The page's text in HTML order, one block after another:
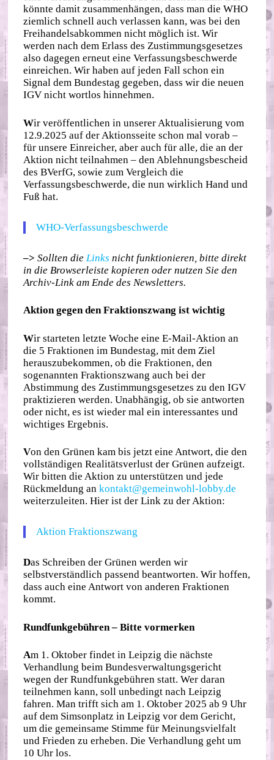
könnte damit zusammenhängen, dass man die WHO
ziemlich schnell auch verlassen kann, was bei den
Freihandelsabkommen nicht möglich ist. Wir
werden nach dem Erlass des Zustimmungsgesetzes
also dagegen erneut eine Verfassungsbeschwerde
einreichen. Wir haben auf jeden Fall schon ein
Signal dem Bundestag gegeben, dass wir die neuen
IGV nicht wortlos hinnehmen.
Wir veröffentlichen in unserer Aktualisierung vom
12.9.2025 auf der Aktionsseite schon mal vorab –
für unsere Einreicher, aber auch für alle, die an der
Aktion nicht teilnahmen – den Ablehnungsbescheid
des BVerfG, sowie zum Vergleich die
Verfassungsbeschwerde, die nun wirklich Hand und
Fuß hat.
WHO-Verfassungsbeschwerde
–> Sollten dieLinks nicht funktionieren, bitte direkt
in die Browserleiste kopieren oder nutzen Sie den
Archiv-Link am Ende des Newsletters.
Aktion gegen den Fraktionszwang ist wichtig
Wir starteten letzte Woche eine E-Mail-Aktion an
die 5 Fraktionen im Bundestag, mit dem Ziel
herauszubekommen, ob die Fraktionen, den
sogenannten Fraktionszwang auch bei der
Abstimmung des Zustimmungsgesetzes zu den IGV
praktizieren werden. Unabhängig, ob sie antworten
oder nicht, es ist wieder mal ein interessantes und
wichtiges Ergebnis.
Von den Grünen kam bis jetzt eine Antwort, die den
vollständigen Realitätsverlust der Grünen aufzeigt.
Wir bitten die Aktion zu unterstützen und jede
Rückmeldung ankontakt@gemeinwohl-lobby.de
weiterzuleiten. Hier ist der Link zu der Aktion:
Aktion Fraktionszwang
Das Schreiben der Grünen werden wir
selbstverständlich passend beantworten. Wir hoffen,
dass auch eine Antwort von anderen Fraktionen
kommt.
Rundfunkgebühren – Bitte vormerken
Am 1. Oktober findet in Leipzig die nächste
Verhandlung beim Bundesverwaltungsgericht
wegen der Rundfunkgebühren statt. Wer daran
teilnehmen kann, soll unbedingt nach Leipzig
fahren. Man trifft sich am 1. Oktober 2025 ab 9 Uhr
auf dem Simsonplatz in Leipzig vor dem Gericht,
um die gemeinsame Stimme für Meinungsvielfalt
und Frieden zu erheben. Die Verhandlung geht um
10 Uhr los.